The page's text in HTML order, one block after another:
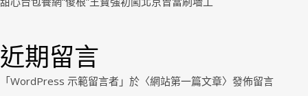
近期留言
「WordPress 示範留言者 」於〈網站第一篇文章〉發佈留言